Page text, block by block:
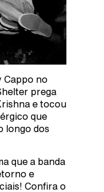
Cappo no
prega
e tocou
que
longo dos
que a banda
e
Confira o